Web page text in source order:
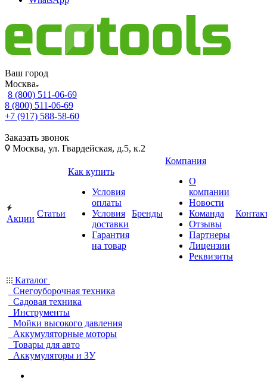
Ваш город
Москва
8 (800) 511-06-69
8 (800) 511-06-69
+7 (917) 588-58-60
Заказать звонок
Москва, ул. Гвардейская, д.5, к.2
Акции
Статьи
Как купить
Условия
оплаты
Условия
доставки
Гарантия
на товар
Бренды
Компания
О
компании
Новости
Команда
Отзывы
Партнеры
Лицензии
Реквизиты
Каталог
Снегоуборочная техника
Садовая техника
Инструменты
Мойки высокого давления
Аккумуляторные моторы
Товары для авто
Аккумуляторы и ЗУ